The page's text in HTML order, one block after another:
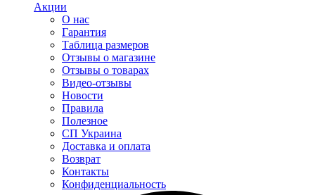
Акции
О нас
Гарантия
Таблица размеров
Отзывы о магазине
Отзывы о товарах
Видео-отзывы
Новости
Правила
Полезное
СП Украина
Доставка и оплата
Возврат
Контакты
Конфиденциальность